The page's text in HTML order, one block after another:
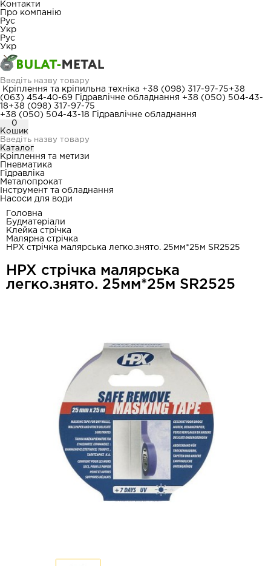
Контакти
Про компанію
Рус
Укр
Рус
Укр
Кріплення та кріпильна техніка +38 (098) 317-97-75+38
(063) 454-40-69
Гідравлічне обладнання +38 (050) 504-43-
18+38 (098) 317-97-75
+38 (050) 504-43-18
Гідравлічне обладнання
0
Кошик
Каталог
Кріплення та метизи
Пневматика
Гідравліка
Металопрокат
Інструмент та обладнання
Насоси для води
Головна
Будматеріали
Клейка стрічка
Малярна стрічка
HPX стрічка малярська легко.знято. 25мм*25м SR2525
HPX стрічка малярська
легко.знято. 25мм*25м SR2525